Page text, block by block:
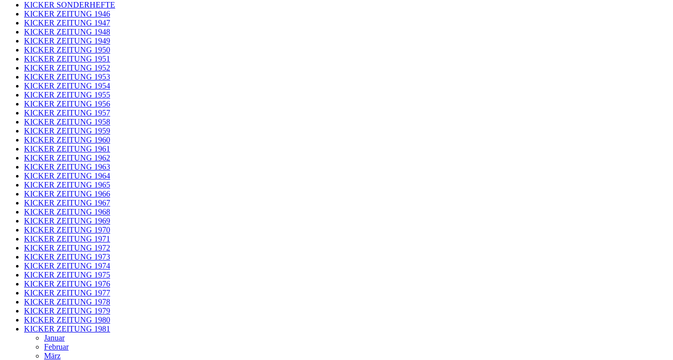
KICKER SONDERHEFTE
KICKER ZEITUNG 1946
KICKER ZEITUNG 1947
KICKER ZEITUNG 1948
KICKER ZEITUNG 1949
KICKER ZEITUNG 1950
KICKER ZEITUNG 1951
KICKER ZEITUNG 1952
KICKER ZEITUNG 1953
KICKER ZEITUNG 1954
KICKER ZEITUNG 1955
KICKER ZEITUNG 1956
KICKER ZEITUNG 1957
KICKER ZEITUNG 1958
KICKER ZEITUNG 1959
KICKER ZEITUNG 1960
KICKER ZEITUNG 1961
KICKER ZEITUNG 1962
KICKER ZEITUNG 1963
KICKER ZEITUNG 1964
KICKER ZEITUNG 1965
KICKER ZEITUNG 1966
KICKER ZEITUNG 1967
KICKER ZEITUNG 1968
KICKER ZEITUNG 1969
KICKER ZEITUNG 1970
KICKER ZEITUNG 1971
KICKER ZEITUNG 1972
KICKER ZEITUNG 1973
KICKER ZEITUNG 1974
KICKER ZEITUNG 1975
KICKER ZEITUNG 1976
KICKER ZEITUNG 1977
KICKER ZEITUNG 1978
KICKER ZEITUNG 1979
KICKER ZEITUNG 1980
KICKER ZEITUNG 1981
Januar
Februar
März